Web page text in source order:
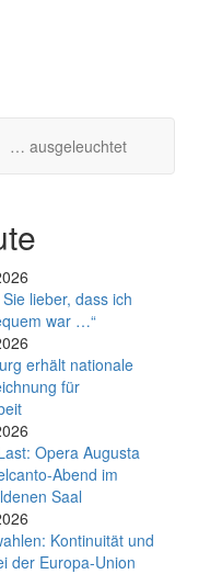
… ausgeleuchtet
lieber, dass ich
war …“
erhält nationale
für
Opera Augusta
Abend im
Saal
Kontinuität und
der Europa-Union